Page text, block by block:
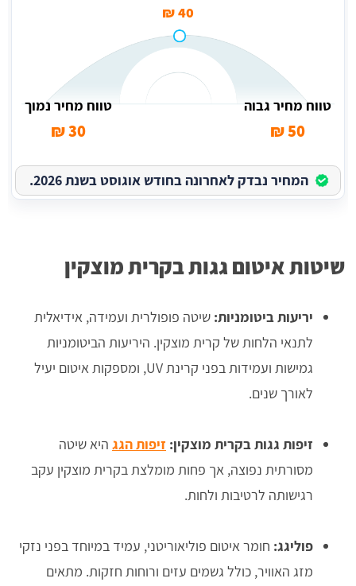
40 ₪
טווח מחיר גבוה
50 ₪
טווח מחיר נמוך
30 ₪
המחיר נבדק לאחרונה בחודש אוגוסט בשנת 2026.
שיטות איטום גגות בקרית מוצקין
יריעות ביטומניות: שיטה פופולרית ועמידה, אידיאלית
לתנאי הלחות של קרית מוצקין. היריעות הביטומניות
גמישות ועמידות בפני קרינת UV, ומספקות איטום יעיל
לאורך שנים.
זיפות גגות בקרית מוצקין: זיפות הגג היא שיטה
מסורתית נפוצה, אך פחות מומלצת בקרית מוצקין עקב
רגישותה לרטיבות ולחות.
פוליגג: חומר איטום פוליאוריטני, עמיד במיוחד בפני נזקי
מזג האוויר, כולל גשמים עזים ורוחות חזקות. מתאים